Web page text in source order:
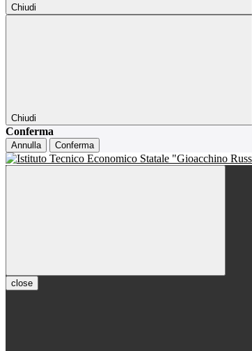
Chiudi
Chiudi
Conferma
Annulla Conferma
close